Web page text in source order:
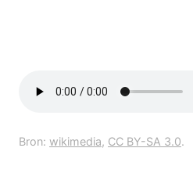
Bron: wikimedia, CC BY-SA 3.0.